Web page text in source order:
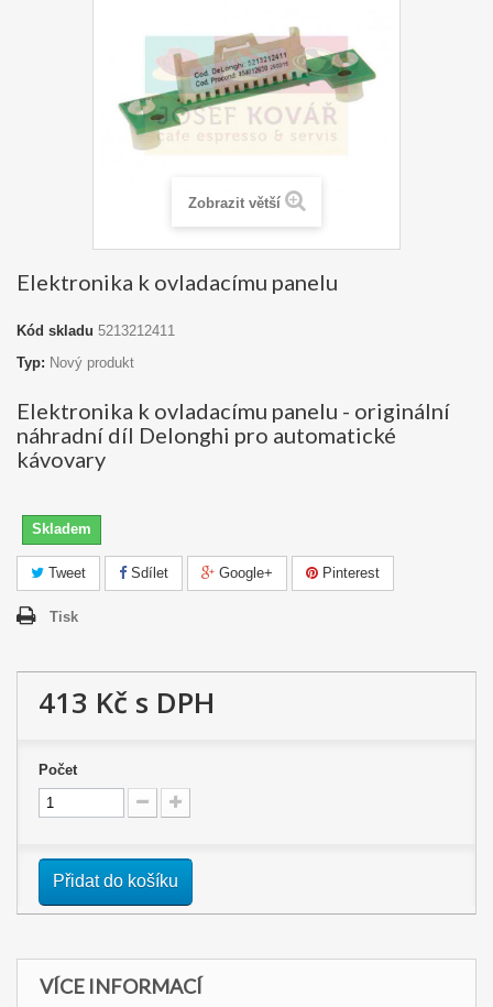
Zobrazit větší
Elektronika k ovladacímu panelu
Kód skladu 5213212411
Typ: Nový produkt
Elektronika k ovladacímu panelu - originální
náhradní díl Delonghi pro automatické
kávovary
Skladem
Tweet Sdílet Google+ Pinterest
Tisk
413 Kč s DPH
Počet
Přidat do košíku
VÍCE INFORMACÍ